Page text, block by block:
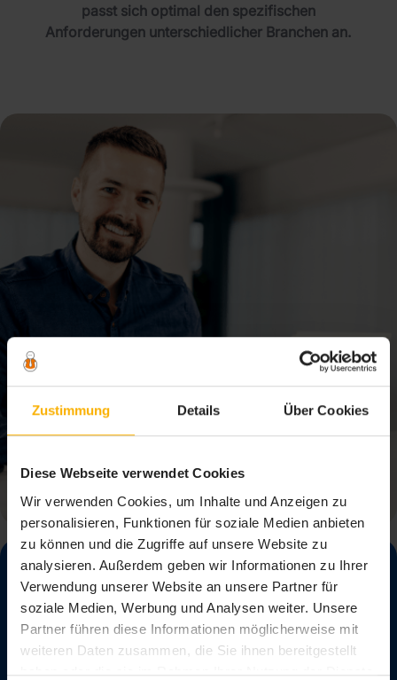
Zustimmung Details Über Cookies
Diese Webseite verwendet Cookies
Wir verwenden Cookies, um Inhalte und Anzeigen zu
personalisieren, Funktionen für soziale Medien anbieten
zu können und die Zugriffe auf unsere Website zu
analysieren. Außerdem geben wir Informationen zu Ihrer
Verwendung unserer Website an unsere Partner für
soziale Medien, Werbung und Analysen weiter. Unsere
Partner führen diese Informationen möglicherweise mit
weiteren Daten zusammen, die Sie ihnen bereitgestellt
haben oder die sie im Rahmen Ihrer Nutzung der Dienste
passt sich optimal den spezifischen
Anforderungen unterschiedlicher Branchen an.
58 STUNDEN PRO MITARBEITER
Zeitersparnis im Quartal